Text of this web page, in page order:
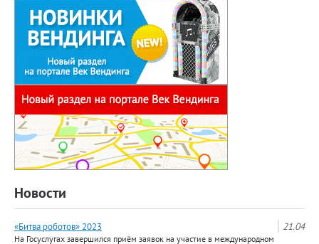
Новости
21.04
«Битва роботов» 2023
На Госуслугах завершился приём заявок на участие в международном